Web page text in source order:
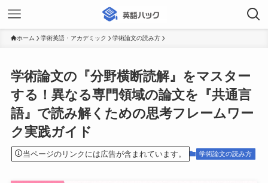
ホーム 学術英語・アカデミック 学術論文の読み方
学術論文の『分野横断読解』をマスター
する！異なる専門領域の論文を『共通言
語』で読み解くための思考フレームワー
ク実践ガイド
当ページのリンクには広告が含まれています。 学術論文の読み方